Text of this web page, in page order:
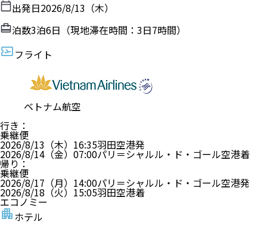
出発日2026/8/13（木）
泊数3泊6日（現地滞在時間： 3日7時間）
フライト
ベトナム航空
行き ：
乗継便
2026/8/13（木） 16:35羽田空港発
2026/8/14（金） 07:00パリ＝シャルル・ド・ゴール空港着
帰り ：
乗継便
2026/8/17（月） 14:00パリ＝シャルル・ド・ゴール空港発
2026/8/18（火） 15:05羽田空港着
エコノミー
ホテル